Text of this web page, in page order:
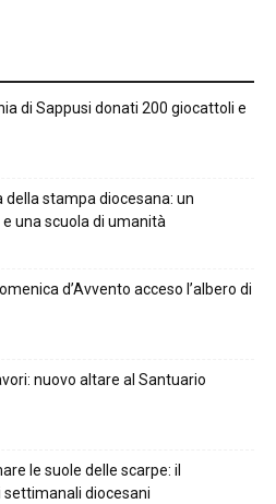
di Sappusi donati 200 giocattoli e
della stampa diocesana: un
una scuola di umanità
d’Avvento acceso l’albero di
nuovo altare al Santuario
le suole delle scarpe: il
diocesani